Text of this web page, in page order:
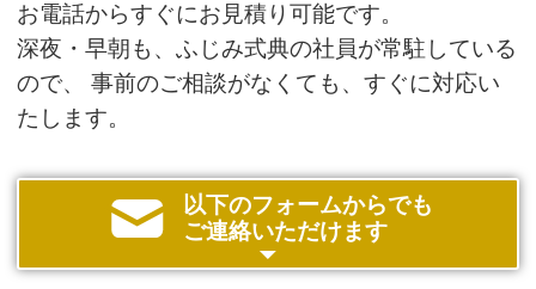
お電話からすぐにお見積り可能です。
深夜・早朝も、ふじみ式典の社員が常駐している
ので、
事前のご相談がなくても、すぐに対応い
たします。
以下のフォームからでも
ご連絡いただけます